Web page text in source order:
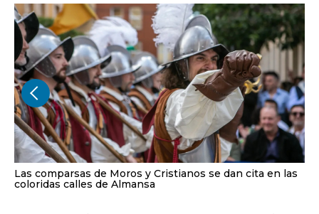
Las comparsas de Moros y Cristianos se dan cita en las
coloridas calles de Almansa